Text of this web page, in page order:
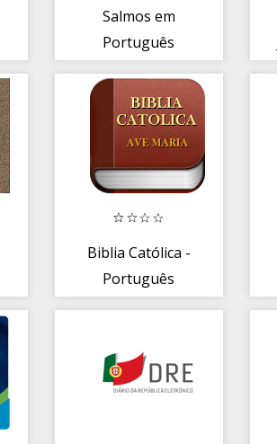
Salmos em
Português
Biblia Católica -
Português